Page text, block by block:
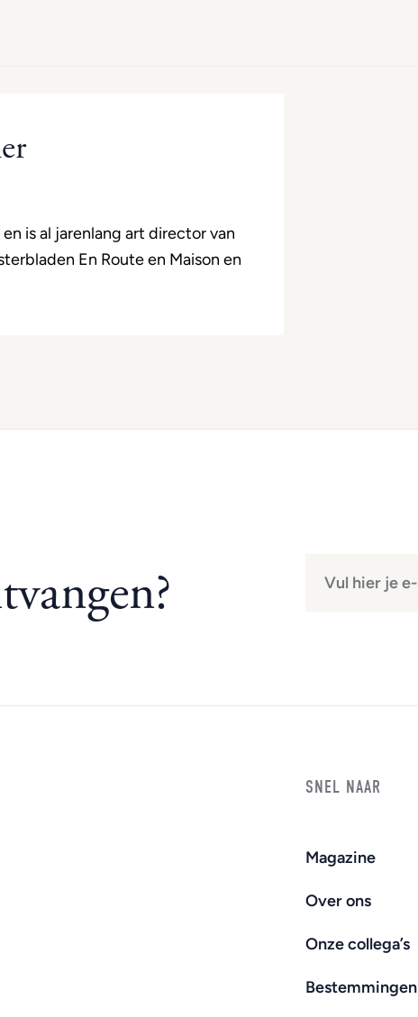
is al jarenlang art director van
En Route en Maison en
SNEL NAAR
Magazine
Over ons
Onze collega’s
Bestemmingen